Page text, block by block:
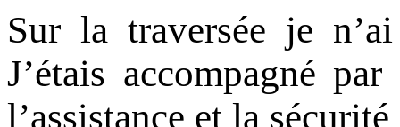
Sur la traversée je
J’étais accompagné
l’assistance et la